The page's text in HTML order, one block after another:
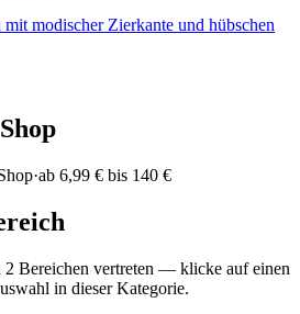
modischer Zierkante und hübschen
·ab 6,99 € bis 140 €
2 Bereichen vertreten — klicke auf einen
in dieser Kategorie.